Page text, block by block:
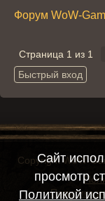
Форум WoW-
Страница 1 из 1
Copyright WoW-
Политика
Сайт
просмотр
Политикой